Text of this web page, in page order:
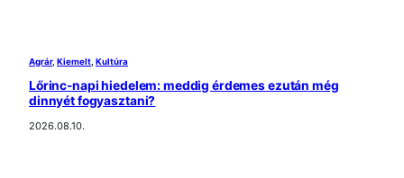
Agrár, Kiemelt Kultúra
Lőrinc-napi hiedelem: meddig érdemes ezután még
dinnyét fogyasztani?
2026.08.10.